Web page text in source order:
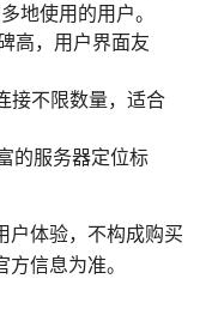
地使用的用户。
高，用户界面友
接不限数量，适合
的服务器定位标
户体验，不构成购买
信息为准。